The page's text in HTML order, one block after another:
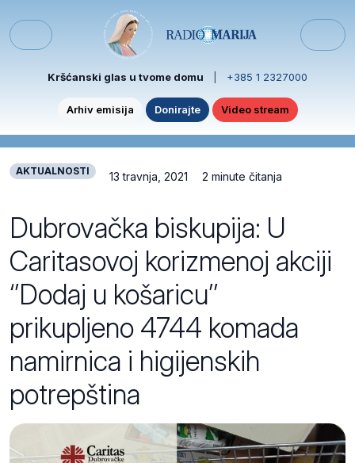
Menu
Kršćanski glas u tvome domu +385 1 2327000
Arhiv emisija Donirajte Video stream
AKTUALNOSTI 13 travnja, 2021 2 minute čitanja
Dubrovačka biskupija: U
Caritasovoj korizmenoj akciji
‘’Dodaj u košaricu’’
prikupljeno 4744 komada
namirnica i higijenskih
potrepština